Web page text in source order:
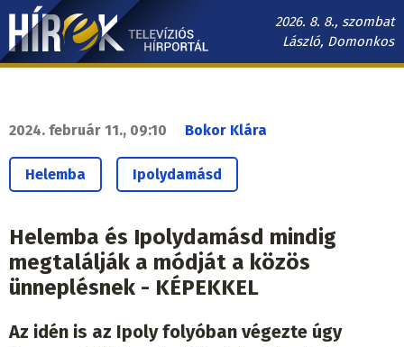
Ugrás
tartalomra
2026. 8. 8., szombat
László, Domonkos
Hírek.sk
2024. február 11., 09:10 Bokor Klára
Helemba Ipolydamásd
Helemba és Ipolydamásd mindig
megtalálják a módját a közös
ünneplésnek - KÉPEKKEL
Az idén is az Ipoly folyóban végezte úgy